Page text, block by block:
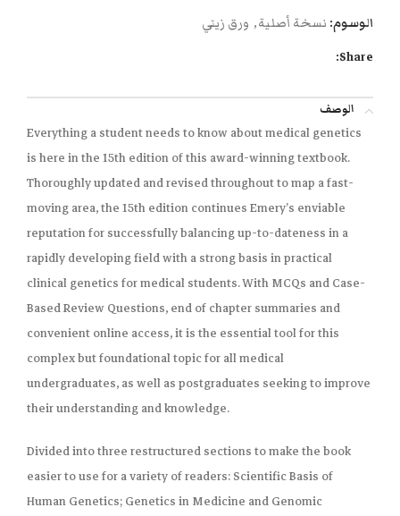
الوسوم: نسخة أصلية, ورق زيتي
Share:
الوصف
Everything a student needs to know about medical genetics
is here in the 15th edition of this award-winning textbook.
Thoroughly updated and revised throughout to map a fast-
moving area, the 15th edition continues Emery’s enviable
reputation for successfully balancing up-to-dateness in a
rapidly developing field with a strong basis in practical
clinical genetics for medical students. With MCQs and Case-
Based Review Questions, end of chapter summaries and
convenient online access, it is the essential tool for this
complex but foundational topic for all medical
undergraduates, as well as postgraduates seeking to improve
their understanding and knowledge.
Divided into three restructured sections to make the book
easier to use for a variety of readers: Scientific Basis of
Human Genetics; Genetics in Medicine and Genomic